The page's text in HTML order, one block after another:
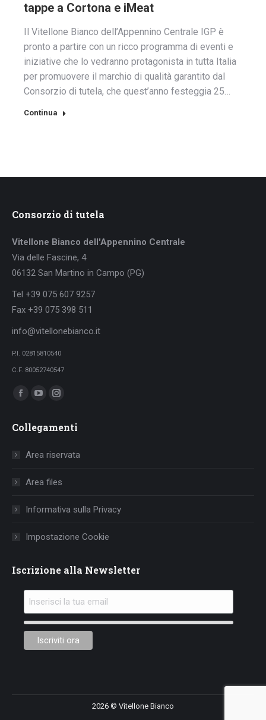
tappe a Cortona e iMeat
Il Vitellone Bianco dell’Appennino Centrale IGP è
pronto a partire con un ricco programma di eventi e
iniziative che lo vedranno protagonista in tutta Italia
per promuovere il marchio di qualità garantito dal
Consorzio di tutela, che quest’anno festeggia 25…
Continua
Consorzio di tutela
Vitellone Bianco dell'Appennino Centrale
Via delle Fascine, 4
06132 San Martino in Campo (PG)
Tel +39 075 607 9257
Fax +39 075 398 511
info@vitellonebianco.it
P.I. 02815810540
C.F. 80052740547
Ci puoi trovare su:
Facebook
opens
window
YouTube
opens
window
Instagram
opens
Collegamenti
Area riservata
Area files
Informativa sulla Privacy
Impostazione Cookie
Iscrizione alla Newsletter
2026 © Vitellone Bianco